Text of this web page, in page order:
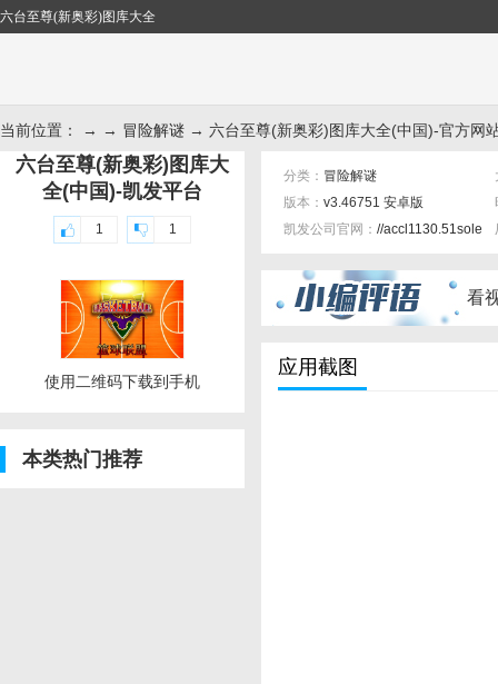
六台至尊(新奥彩)图库大全
当前位置： → → 冒险解谜 → 六台至尊(新奥彩)图库大全(中国)-官方网
六台至尊(新奥彩)图库大
全(中国)-凯发平台
1 1
使用二维码下载到手机
本类热门推荐
分类： 冒险解谜
版本： v3.46751 安卓版
凯发公司官网： //
看
应用截图